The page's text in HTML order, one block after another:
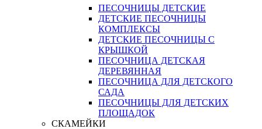
ПЕСОЧНИЦЫ ДЕТСКИЕ
ДЕТСКИЕ ПЕСОЧНИЦЫ
КОМПЛЕКСЫ
ДЕТСКИЕ ПЕСОЧНИЦЫ С
КРЫШКОЙ
ПЕСОЧНИЦА ДЕТСКАЯ
ДЕРЕВЯННАЯ
ПЕСОЧНИЦА ДЛЯ ДЕТСКОГО
САДА
ПЕСОЧНИЦЫ ДЛЯ ДЕТСКИХ
ПЛОЩАДОК
СКАМЕЙКИ